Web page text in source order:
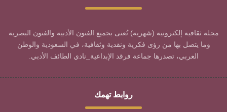
مجلة ثقافية إلكترونية (شهرية) تُعنى بجميع الفنون الأدبية والفنون البصرية
وما يتصل بها من رؤى فكرية ونقدية وثقافية، في السعودية والوطن
العربي، تصدرها جماعة فرقد الإبداعية_نادي الطائف الأدبي.
روابط تهمك